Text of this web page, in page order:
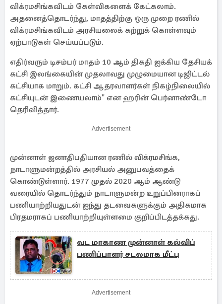
விக்ரமசிங்கவிடம் கேள்விகளைக் கேட்கலாம்.
அதனைத்தொடர்ந்து, மாதத்திற்கு ஒரு முறை ரணில்
விக்ரமசிங்கவிடம் அரசியலைக் கற்றுக் கொள்ளவும்
ஏற்பாடுகள் செய்யப்படும்.
எதிர்வரும் டிசம்பர் மாதம் 10 ஆம் திகதி ஐக்கிய தேசியக்
கட்சி இலங்கையின் முதலாவது முழுமையான டிஜிட்டல்
கட்சியாக மாறும். கட்சி ஆதரவாளர்கள் நிகழ்நிலையில்
கட்சியுடன் இணையலாம்" என ஹரின் பெர்னாண்டோ
தெரிவித்தார்.
Advertisement
முன்னாள் ஜனாதிபதியான ரணில் விக்ரமசிங்க,
நாடாளுமன்றத்தில் அரசியல் அனுபவத்தைக்
கொண்டுள்ளார். 1977 முதல் 2020 ஆம் ஆண்டு
வரையில் தொடர்ந்தும் நாடாளுமன்ற உறுப்பினராகப்
பணியாற்றியதுடன் ஐந்து தடவைகளுக்கும் அதிகமாக
பிரதமராகப் பணியாற்றியுள்ளமை குறிப்பிடத்தக்கது.
வட மாகாண முன்னாள் கல்விப்
பணிப்பாளர் சடலமாக மீட்பு
Advertisement